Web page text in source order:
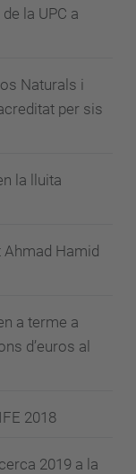
la UPC a
Naturals i
per sis
la lluita
Hamid
a terme a
d’euros al
2018
2019 a la